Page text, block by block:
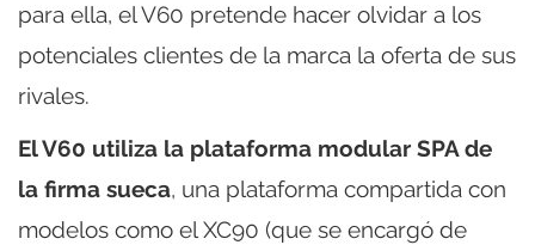
para ella, el V60 pretende hacer olvidar a los
potenciales clientes de la marca la oferta de sus
rivales.
El V60 utiliza la plataforma modular SPA de
la firma sueca, una plataforma compartida con
modelos como el XC90 (que se encargó de